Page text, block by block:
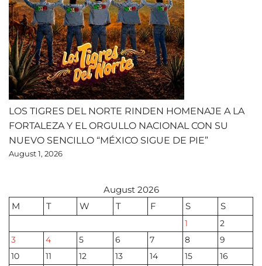
LOS TIGRES DEL NORTE RINDEN HOMENAJE A LA
FORTALEZA Y EL ORGULLO NACIONAL CON SU
NUEVO SENCILLO “MÉXICO SIGUE DE PIE”
August 1, 2026
August 2026
M
T W T F S S
1
2
3
4 5 6 7 8
9
10
11 12 13 14 15
16